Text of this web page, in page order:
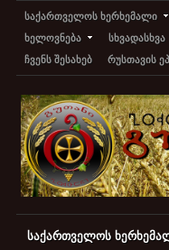
საქართველოს ხერხემალი
ხელოვნება
სხვადასხვა
ჩვენს შესახებ
რუსთავის
საქართველოს